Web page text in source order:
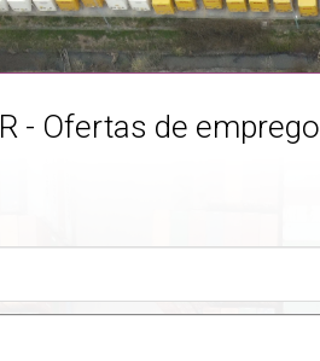
- Ofertas de emprego